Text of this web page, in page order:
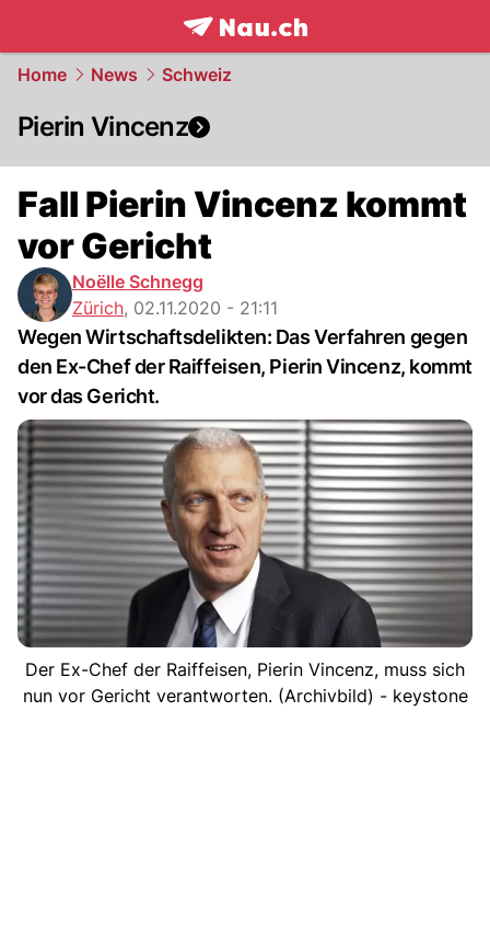
frontpage.NAU.ch
Home News Schweiz
Pierin Vincenz
Fall Pierin Vincenz kommt
vor Gericht
Noëlle Schnegg
Zürich, 02.11.2020 - 21:11
Wegen Wirtschaftsdelikten: Das Verfahren gegen
den Ex-Chef der Raiffeisen, Pierin Vincenz, kommt
vor das Gericht.
Der Ex-Chef der Raiffeisen, Pierin Vincenz, muss sich
nun vor Gericht verantworten. (Archivbild) - keystone